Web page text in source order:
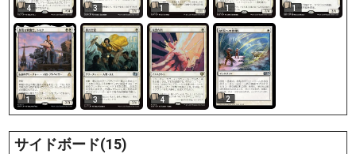
4 3 1 1 1
1 3 4 2
サイドボード(15)